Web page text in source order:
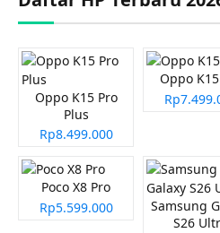
Oppo K15 Pro
Plus
Rp8.499.000
Oppo
Poco X8 Pro
Rp5.599.000
Samsung
S26